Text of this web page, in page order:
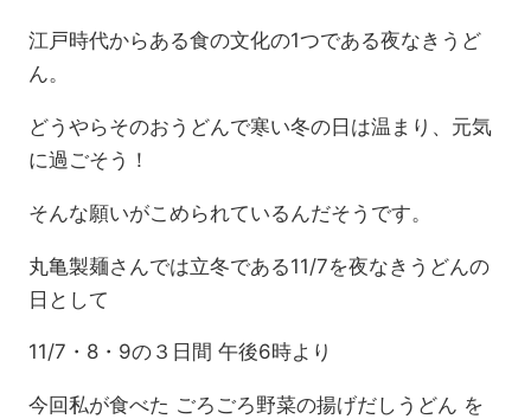
江戸時代からある食の文化の1つである夜なきうど
ん。
どうやらそのおうどんで寒い冬の日は温まり、元気
に過ごそう！
そんな願いがこめられているんだそうです。
丸亀製麺さんでは立冬である11/7を夜なきうどんの
日として
11/7・8・9の３日間 午後6時より
今回私が食べた ごろごろ野菜の揚げだしうどん を